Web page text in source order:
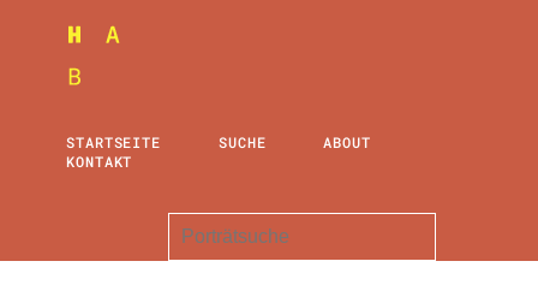
STARTSEITE SUCHE
ABOUT
KONTAKT